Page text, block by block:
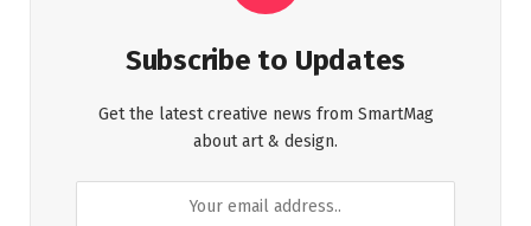
Subscribe to Updates
Get the latest creative news from SmartMag
about art & design.